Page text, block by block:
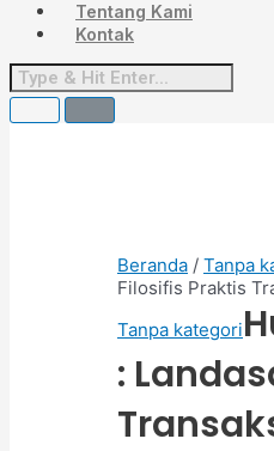
Tentang Kami
Kontak
Beranda / Tanpa
Filosifis Praktis
Tanpa kategori
: